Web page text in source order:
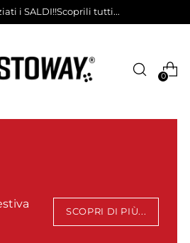
i SALDI!!Scoprili tutti...
0
SCOPRI DI PIÙ...